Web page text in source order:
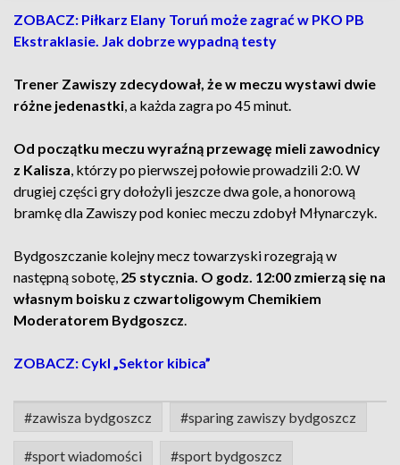
ZOBACZ: Piłkarz Elany Toruń może zagrać w PKO PB
Ekstraklasie. Jak dobrze wypadną testy
Trener Zawiszy zdecydował, że w meczu wystawi dwie
różne jedenastki, a każda zagra po 45 minut.
Od początku meczu wyraźną przewagę mieli zawodnicy
z Kalisza, którzy po pierwszej połowie prowadzili 2:0. W
drugiej części gry dołożyli jeszcze dwa gole, a honorową
bramkę dla Zawiszy pod koniec meczu zdobył Młynarczyk.
Bydgoszczanie kolejny mecz towarzyski rozegrają w
następną sobotę, 25 stycznia. O godz. 12:00 zmierzą się na
własnym boisku z czwartoligowym Chemikiem
Moderatorem Bydgoszcz.
ZOBACZ: Cykl „Sektor kibica”
#zawisza bydgoszcz #sparing zawiszy bydgoszcz
#sport wiadomości #sport bydgoszcz